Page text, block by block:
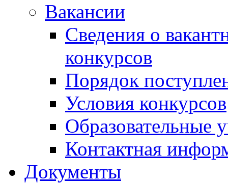
Вакансии
Сведения о
конкурсов
Порядок
Условия конкурсов
Образовательные
Контактная
Документы